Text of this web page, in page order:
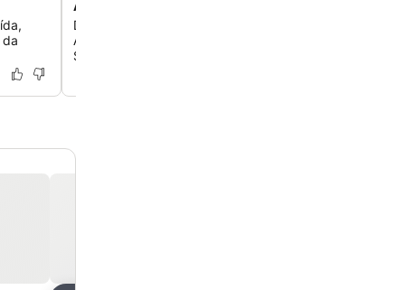
Acesso conveniente à autoestrada A28
Descubra uma base perfeitamente localizada, perto da
A28, a 6 quilômetros do centro histórico da cidade e do
Stedelijk Zwolle.